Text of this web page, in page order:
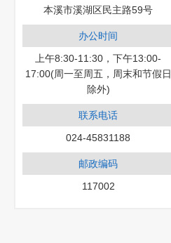
本溪市溪湖区民主路59号
办公时间
上午8:30-11:30，下午13:00-
17:00(周一至周五，周末和节假日
除外)
联系电话
024-45831188
邮政编码
117002